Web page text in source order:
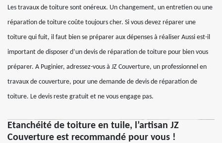
Les travaux de toiture sont onéreux. Un changement, un entretien ou une
réparation de toiture coûte toujours cher. Si vous devez réparer une
toiture qui fuit, il faut bien se préparer aux dépenses à réaliser Aussi est-il
important de disposer d’un devis de réparation de toiture pour bien vous
préparer. A Puginier, adressez-vous à JZ Couverture, un professionnel en
travaux de couverture, pour une demande de devis de réparation de
toiture. Le devis reste gratuit et ne vous engage pas.
Etanchéité de toiture en tuile, l’artisan JZ
Couverture est recommandé pour vous !